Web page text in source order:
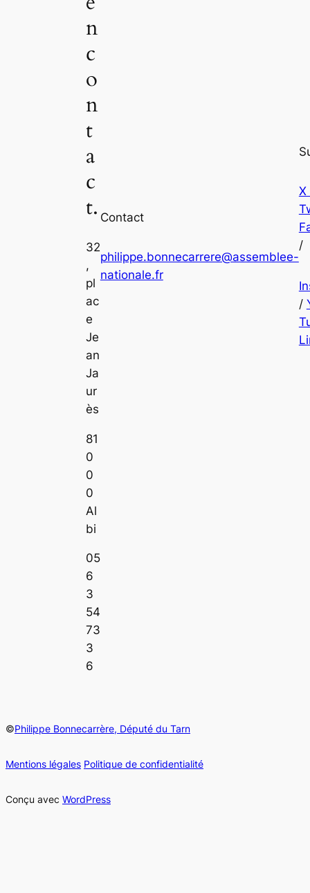
n
c
o
n
t
a
c
t.
32
,
pl
ac
e
Je
an
Ja
ur
ès
81
0
0
0
Al
bi
05
6
3
54
73
3
6
Contact
philippe.bonnecarrere@assemblee-
nationale.fr
X
/
/
©Philippe Bonnecarrère, Député du Tarn
Mentions légales Politique de confidentialité
Conçu avec WordPress